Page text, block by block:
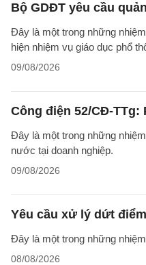
Bộ GDĐT yêu cầu
Đây là một trong những
hiện nhiệm vụ giáo dục phổ
09/08/2026
Công điện 52/CĐ-
Đây là một trong những
nước tại doanh nghiệp.
09/08/2026
Yêu cầu xử lý dứt
Đây là một trong những
08/08/2026